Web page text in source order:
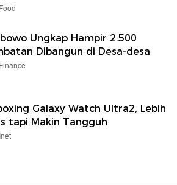
Ungkap Hampir 2.500
Dibangun di Desa-desa
Galaxy Watch Ultra2, Lebih
tapi Makin Tangguh